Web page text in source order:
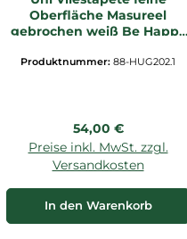
Oberfläche Masureel
gebrochen weiß Be Happy
Produktnummer: 88-HUG202.1
Regulärer Preis:
54,00 €
Preise inkl. MwSt. zzgl.
Versandkosten
In den Warenkorb